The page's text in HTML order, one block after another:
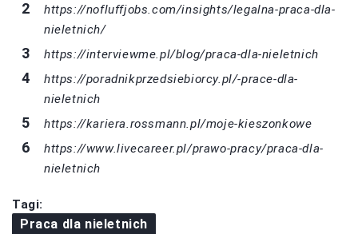
https://nofluffjobs.com/insights/legalna-praca-dla-
nieletnich/
https://interviewme.pl/blog/praca-dla-nieletnich
https://poradnikprzedsiebiorcy.pl/-prace-dla-
nieletnich
https://kariera.rossmann.pl/moje-kieszonkowe
https://www.livecareer.pl/prawo-pracy/praca-dla-
nieletnich
Tagi:
Praca dla nieletnich